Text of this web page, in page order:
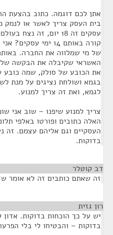
עסקים זה 18 יום, זה
קורה באותם 14 ימי
האשראי שקיבלה את הבקשה של
את הכובע של סולק, שמה כובע
בגמא ושולחת נציגים על מנת
לגמא, ואת זה צריך למנוע.
צריך למנוע שיפנו – שוב אני
האלה כתובים ופורטו באלפי
העסקיים וגם אליהם עצמם. זה
בדוקות.
דב קוטלר
זה שאתם כותבים זה לא אומר
רון גזית
יש על כך הוכחות בדוקות.
בדוקות – והבטיחו לי בלי